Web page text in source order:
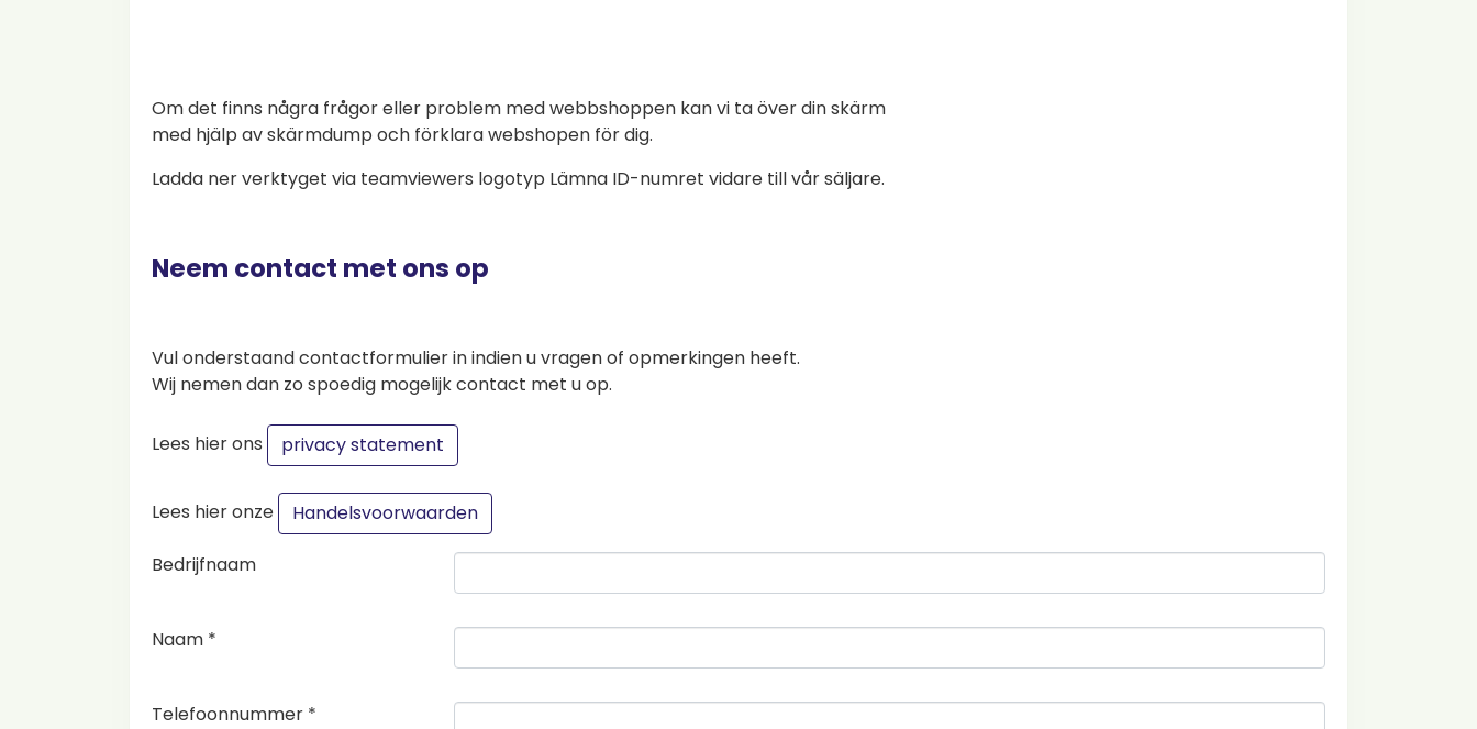
Om det finns några frågor eller problem med webbshoppen kan vi ta över din skärm
med hjälp av skärmdump och förklara webshopen för dig.
Ladda ner verktyget via teamviewers logotyp Lämna ID-numret vidare till vår säljare.
Neem contact met ons op
Vul onderstaand contactformulier in indien u vragen of opmerkingen heeft.
Wij nemen dan zo spoedig mogelijk contact met u op.
Lees hier ons privacy statement
Lees hier onze Handelsvoorwaarden
Bedrijfnaam
Naam *
Telefoonnummer *